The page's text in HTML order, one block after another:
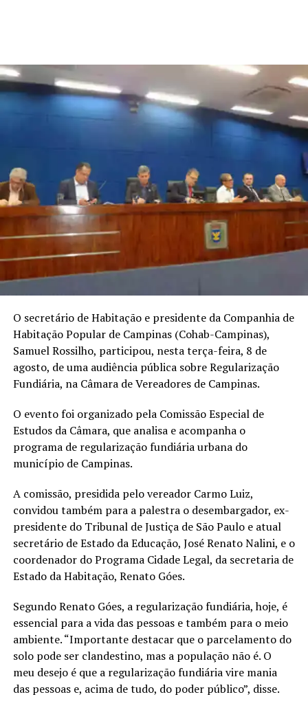
O secretário de Habitação e presidente da Companhia de
Habitação Popular de Campinas (Cohab-Campinas),
Samuel Rossilho, participou, nesta terça-feira, 8 de
agosto, de uma audiência pública sobre Regularização
Fundiária, na Câmara de Vereadores de Campinas.
O evento foi organizado pela Comissão Especial de
Estudos da Câmara, que analisa e acompanha o
programa de regularização fundiária urbana do
município de Campinas.
A comissão, presidida pelo vereador Carmo Luiz,
convidou também para a palestra o desembargador, ex-
presidente do Tribunal de Justiça de São Paulo e atual
secretário de Estado da Educação, José Renato Nalini, e o
coordenador do Programa Cidade Legal, da secretaria de
Estado da Habitação, Renato Góes.
Segundo Renato Góes, a regularização fundiária, hoje, é
essencial para a vida das pessoas e também para o meio
ambiente. “Importante destacar que o parcelamento do
solo pode ser clandestino, mas a população não é. O
meu desejo é que a regularização fundiária vire mania
das pessoas e, acima de tudo, do poder público”, disse.